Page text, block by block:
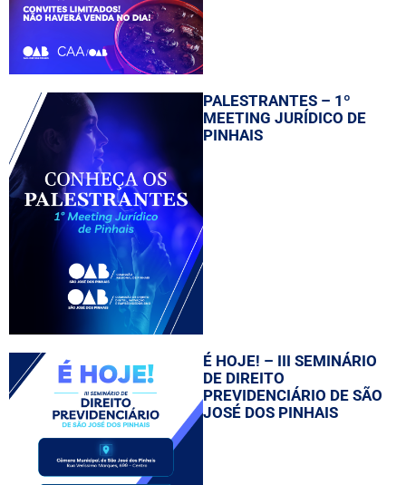
PALESTRANTES – 1º
MEETING JURÍDICO DE
PINHAIS
É HOJE! – III SEMINÁRIO
DE DIREITO
PREVIDENCIÁRIO DE SÃO
JOSÉ DOS PINHAIS